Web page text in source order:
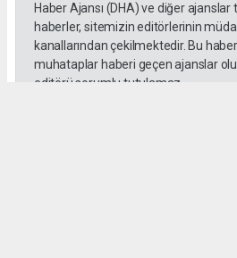
Haber Ajansı (DHA) ve diğer
haberler, sitemizin editörlerinin
kanallarından çekilmektedir. Bu
muhataplar haberi geçen ajanslar
editörü sorumlu tutulamaz...